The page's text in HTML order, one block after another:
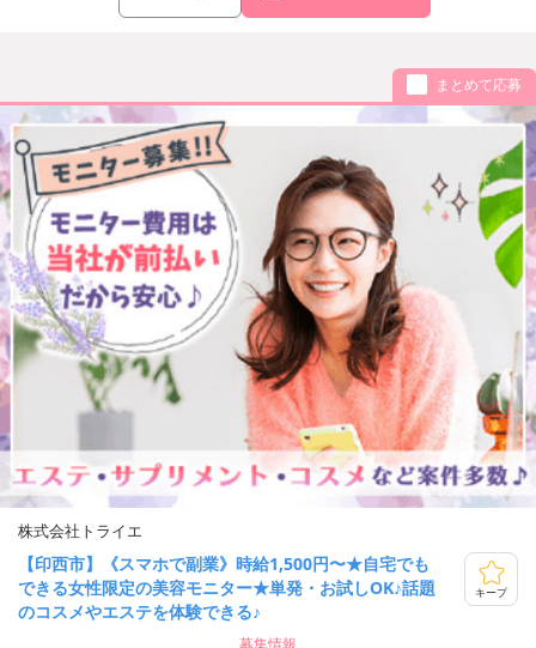
まとめて応募
株式会社トライエ
【印西市】《スマホで副業》時給1,500円〜★自宅でも
できる女性限定の美容モニター★単発・お試しOK♪話題
のコスメやエステを体験できる♪
キープ
募集情報